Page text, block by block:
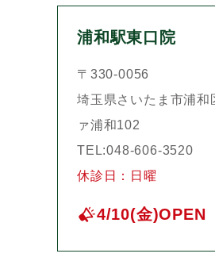
浦和駅東口院
〒330-0056
埼玉県さいたま市浦
ァ浦和102
TEL:048-606-3520
休診日：日曜
4/10(金)OPEN